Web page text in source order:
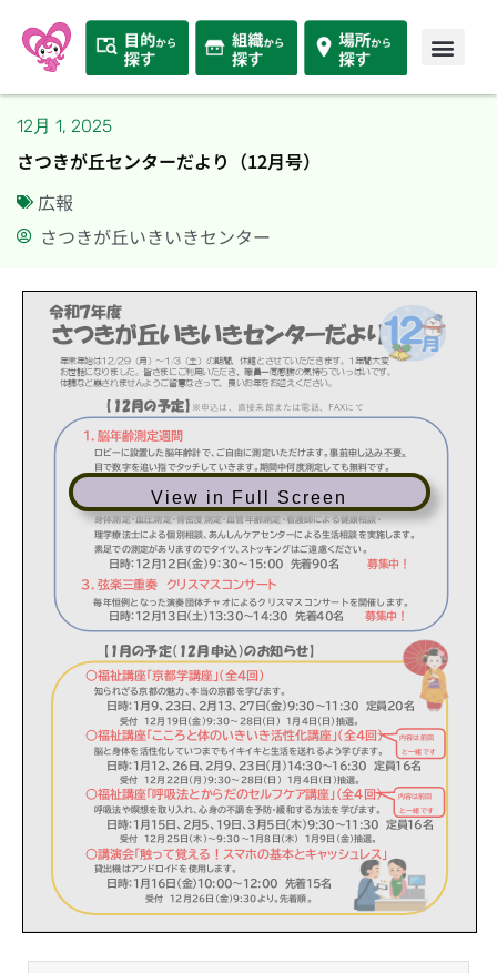
12月 1, 2025
さつきが丘センターだより（12月号）
広報
さつきが丘いきいきセンター
View in Full Screen